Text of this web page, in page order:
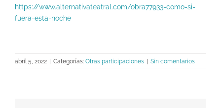
https://www.alternativateatral.com/obra77933-como-si-
fuera-esta-noche
abril 5, 2022 Categorías: Otras participaciones Sin comentarios